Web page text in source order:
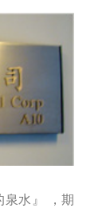
泉水』 ，期